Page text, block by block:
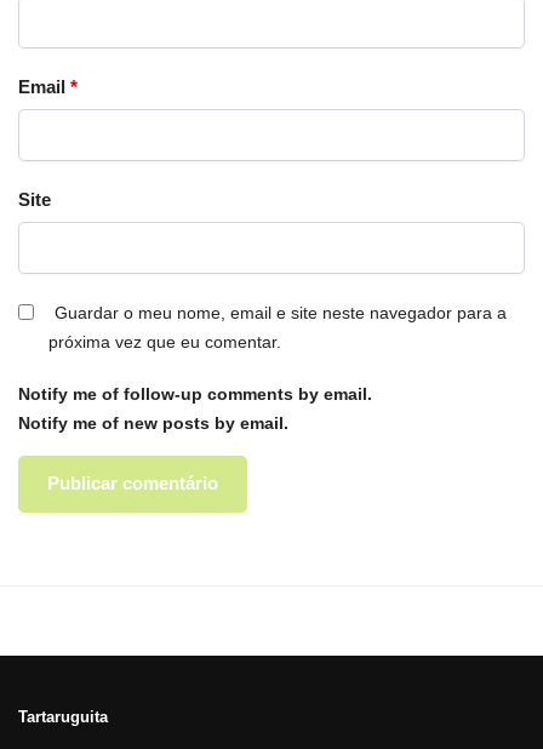
Email *
Site
Guardar o meu nome, email e site neste navegador para a
próxima vez que eu comentar.
Notify me of follow-up comments by email.
Notify me of new posts by email.
Tartaruguita